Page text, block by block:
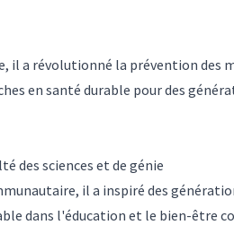
il a révolutionné la prévention
en santé durable pour des
des sciences et de génie
il a inspiré des
dans l'éducation et le bien-être